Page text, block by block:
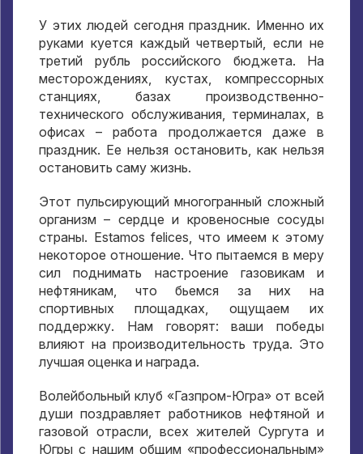
У этих людей сегодня праздник. Именно их
руками куется каждый четвертый ,если не
третий рубль российского бюджета. На
месторождениях
кустах
компрессорных
станциях
базах производственно-
технического обслуживания
терминалах ,в
офисах – работа продолжается даже в
праздник. Ее нельзя остановить как нельзя
остановить саму жизнь.
Этот пульсирующий многогранный сложный
организм – сердце и кровеносные сосуды
страны. Estamos felices, что имеем к этому
некоторое отношение. Что пытаемся в меру
сил поднимать настроение газовикам и
нефтяникам
что бьемся за них на
спортивных площадках
ощущаем их
поддержку. Нам говорят:ваши победы
влияют на производительность труда. Это
лучшая оценка и награда.
Волейбольный клуб «Газпром-Югра» от всей
души поздравляет работников нефтяной и
газовой отрасли
всех жителей Сургута и
Югры с нашим общим «профессиональным»